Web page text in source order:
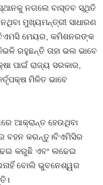
ନଗଲେ ବାସ୍ତବ ସ୍ଥିତି
ମୁଖ୍ୟମନ୍ତ୍ରୀ ସାଧାରଣ
ମେୟର, କମିଶନରଙ୍କ
ରହୁଛନ୍ତି ତାହା ଭଲ ଭାବେ
ପାଇଁ ରାଜ୍ୟ ସରକାର,
ମିଳିତ ଭାବେ
ଆକ୍ରାନ୍ତ ହେଉଥିବା
ବହନ କରନ୍ତୁ।ବିଏମିସିର
କରୁଛି ଏବଂ ଲଢେଇ
ବୋଲି ଭୁବନେଶ୍ୱର